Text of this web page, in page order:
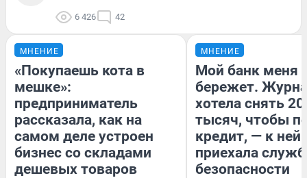
6 426 42
МНЕНИЕ
«Покупаешь кота в
мешке»:
предприниматель
рассказала, как на
самом деле устроен
бизнес со складами
дешевых товаров
МНЕНИЕ
Мой банк меня
бережет.
хотела снять
тысяч, чтобы
кредит, — к
приехала
безопасности